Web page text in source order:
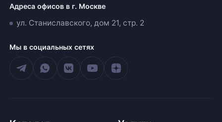
Адреса офисов в г. Москве
ул. Станиславского, дом 21, стр. 2
Мы в социальных сетях